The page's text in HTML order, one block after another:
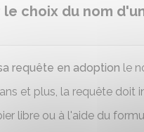
choix du nom
requête en adoption le
et plus, la requête doit
libre ou à l'aide du